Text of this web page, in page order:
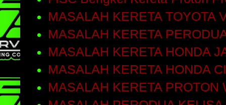
MASALAH KERETA TOYOTA
MASALAH KERETA
MASALAH KERETA HONDA
MASALAH KERETA HONDA
MASALAH KERETA PROTON